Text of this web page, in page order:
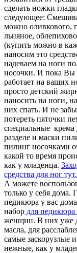
сделать ножки
следующее:
можно оливкового,
льняное,
(купить можно в
наносим это
надеваем на ноги
носочки. И пока Вы
работает на ваших
просто детский
наносить на ноги,
них спать. И не
потереть пяточки
специальные крема
разделе и маски
пилинг носочками
какой то время
как у младенца.
средства для ног
А можете
только у себя дома.
педикюра у вас
набор для педикюра
женщин. В них уже
масла, для
самые заскорузлые
нежные, как у